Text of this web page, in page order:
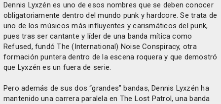
Dennis Lyxzén es uno de esos nombres que se deben conocer
obligatoriamente dentro del mundo punk y hardcore. Se trata de
uno de los músicos más influyentes y carismáticos del punk,
pues tras ser cantante y líder de una banda mítica como
Refused, fundó The (International) Noise Conspiracy, otra
formación puntera dentro de la escena roquera y que demostró
que Lyxzén es un fuera de serie.
Pero además de sus dos “grandes” bandas, Dennis Lyxzén ha
mantenido una carrera paralela en The Lost Patrol, una banda